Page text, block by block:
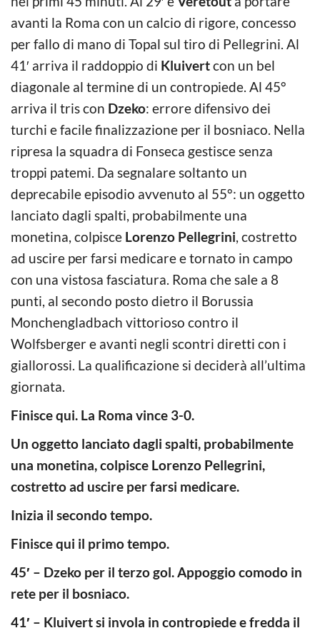
avanti la Roma con un calcio di rigore, concesso
per fallo di mano di Topal sul tiro di Pellegrini. Al
41′ arriva il raddoppio di Kluivertcon un bel
diagonale al termine di un contropiede. Al 45°
arriva il tris con Dzeko: errore difensivo dei
turchi e facile finalizzazione per il bosniaco. Nella
ripresa la squadra di Fonseca gestisce senza
troppi patemi. Da segnalare soltanto un
deprecabile episodio avvenuto al 55°: un oggetto
lanciato dagli spalti, probabilmente una
monetina, colpisce Lorenzo Pellegrini, costretto
ad uscire per farsi medicare e tornato in campo
con una vistosa fasciatura. Roma che sale a 8
punti, al secondo posto dietro il Borussia
Monchengladbach vittorioso contro il
Wolfsberger e avanti negli scontri diretti con i
giallorossi. La qualificazione si deciderà all’ultima
giornata.
Finisce qui. La Roma vince 3-0.
Un oggetto lanciato dagli spalti, probabilmente
una monetina, colpisce Lorenzo Pellegrini,
costretto ad uscire per farsi medicare.
Inizia il secondo tempo.
Finisce qui il primo tempo.
45′ – Dzeko per il terzo gol. Appoggio comodo in
rete per il bosniaco.
41′ – Kluivert si invola in contropiede e fredda il